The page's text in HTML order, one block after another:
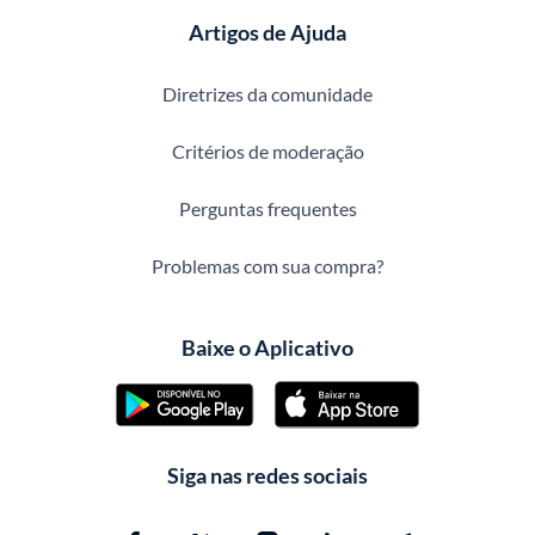
Artigos de Ajuda
Diretrizes da comunidade
Critérios de moderação
Perguntas frequentes
Problemas com sua compra?
Baixe o Aplicativo
Siga nas redes sociais